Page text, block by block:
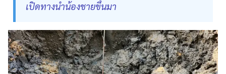
เปิดทางนำน้องชายขึ้นมา